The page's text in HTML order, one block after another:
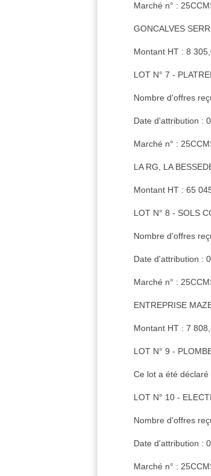
Marché n° :
GONCALVES
Montant HT : 8
LOT N° 7 -
Nombre d'offres
Date d'attribution :
Marché n° :
LA RG, LA
Montant HT : 65
LOT N° 8 - SOLS
Nombre d'offres
Date d'attribution :
Marché n° :
ENTREPRISE
Montant HT : 7
LOT N° 9 -
Ce lot a été déclaré
LOT N° 10 -
Nombre d'offres
Date d'attribution :
Marché n° :